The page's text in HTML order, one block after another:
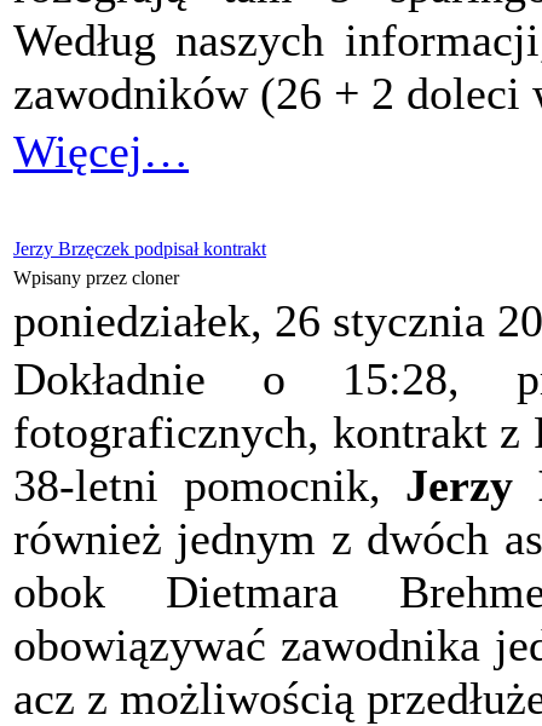
Według naszych
zawodników (26 + 2 doleci
Więcej…
Jerzy Brzęczek podpisał kontrakt
Wpisany przez cloner
poniedziałek, 26 stycznia
Dokładnie o 15:28,
fotograficznych, kontrakt z
38-letni pomocnik, Jerzy
również jednym z dwóch
obok Dietmara
obowiązywać zawodnika
acz z możliwością